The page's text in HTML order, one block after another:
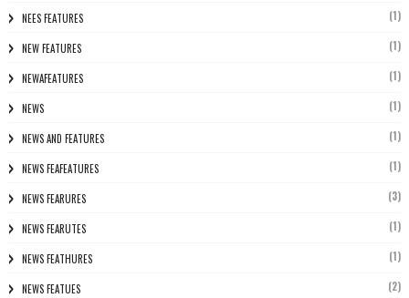
NEES FEATURES (1)
NEW FEATURES (1)
NEWAFEATURES (1)
NEWS (1)
NEWS AND FEATURES (1)
NEWS FEAFEATURES (1)
NEWS FEARURES (3)
NEWS FEARUTES (1)
NEWS FEATHURES (1)
NEWS FEATUES (2)